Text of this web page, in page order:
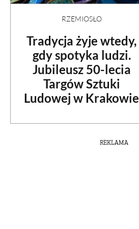
RZEMIOSŁO
Tradycja żyje wtedy,
gdy spotyka ludzi.
Jubileusz 50-lecia
Targów Sztuki
Ludowej w Krakowie
REKLAMA